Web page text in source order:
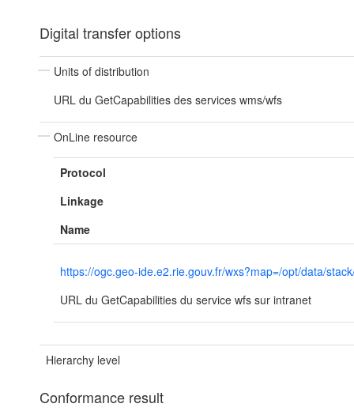
Digital transfer options
Units of distribution
URL du GetCapabilities des services wms/wfs
OnLine resource
Protocol
Linkage
Name
https://ogc.geo-ide.e2.rie.gouv.fr/wxs?map=/opt/data/
URL du GetCapabilities du service wfs sur intranet
Hierarchy level
Conformance result